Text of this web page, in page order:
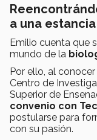
a una
Emilio cuenta que
mundo de la
Por ello, al
Centro de
Superior de
convenio con
postularse para
con su pasión.